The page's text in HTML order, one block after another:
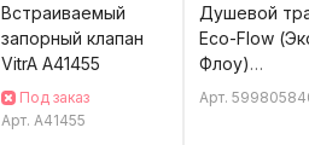
Встраиваемый
запорный клапан
VitrA A41455
Под заказ
Арт. A41455
Душевой
Eco-Flow
Флоу)
Арт.